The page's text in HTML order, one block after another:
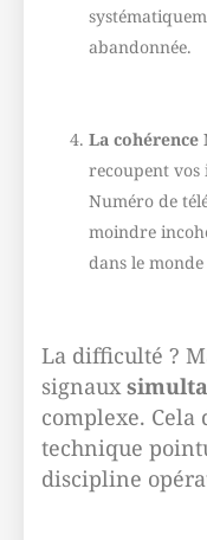
abandonnée.
La
recoupent vos
Numéro de
moindre
dans le
La difficulté ?
signaux
complexe. Cela
technique
discipline